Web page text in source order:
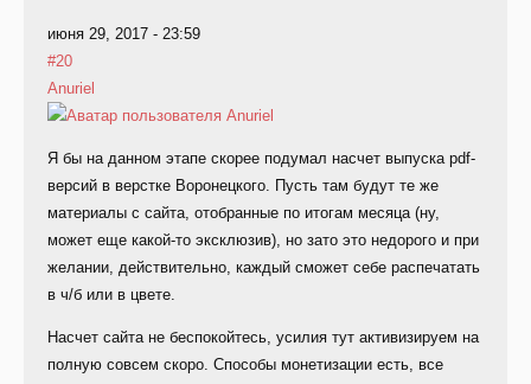
июня 29, 2017 - 23:59
#20
Anuriel
Я бы на данном этапе скорее подумал насчет выпуска pdf-
версий в верстке Воронецкого. Пусть там будут те же
материалы с сайта, отобранные по итогам месяца (ну,
может еще какой-то эксклюзив), но зато это недорого и при
желании, действительно, каждый сможет себе распечатать
в ч/б или в цвете.
Насчет сайта не беспокойтесь, усилия тут активизируем на
полную совсем скоро. Способы монетизации есть, все